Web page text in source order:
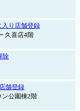
入り店舗登録
久喜店4階
除
舗登録
公園棟2階